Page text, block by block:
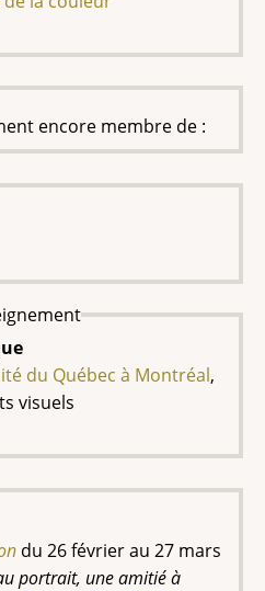
encore membre de :
du Québec à Montréal,
visuels
du 26 février au 27 mars
portrait, une amitié à